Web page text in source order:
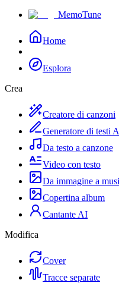
MemoTune
Home
Esplora
Crea
Creatore di canzoni
Generatore di testi
Da testo a canzone
Video con testo
Da immagine a
Copertina album
Cantante AI
Modifica
Cover
Tracce separate